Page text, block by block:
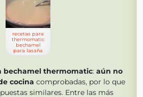
recetas para
thermomatic
bechamel
para lasaña
bechamel thermomatic: aún no
cocina comprobadas, por lo que
similares. Entre las más